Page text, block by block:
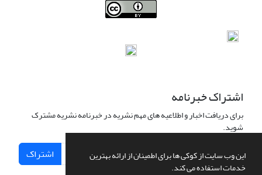
این وب سایت از کوکی ها برای اطمینان از ارائه بهترین
خدمات استفاده می کند.
اشتراک خبرنامه
برای دریافت اخبار و اطلاعیه های مهم نشریه در خبرنامه نشریه مشترک
شوید.
اشتراک